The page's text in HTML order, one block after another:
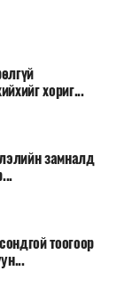
мах
тод болно. Мөн
ашиглах
нэмэгдүүлэх,
гэж үзжээ.
худалдан авах,
ногооны нөөц
нэгжүүдэд
хориг...
замналд
тоогоор